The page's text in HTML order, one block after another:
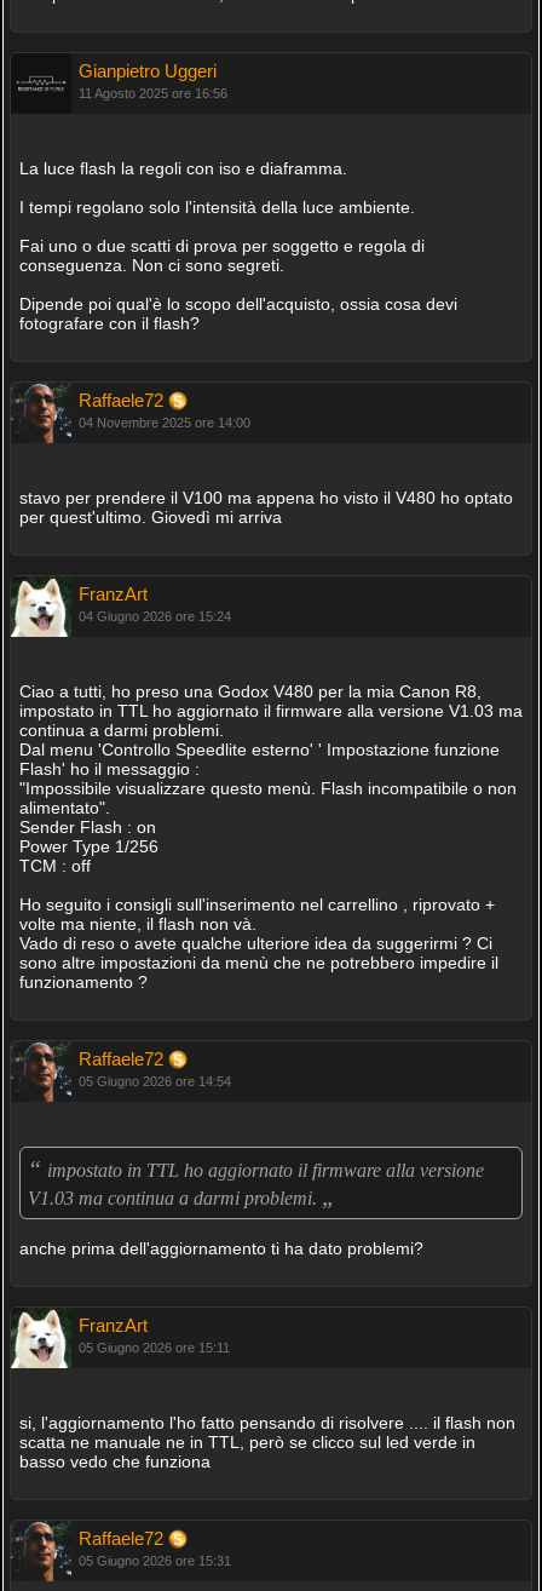
Gianpietro Uggeri
11 Agosto 2025 ore 16:56
La luce flash la regoli con iso e diaframma.
I tempi regolano solo l'intensità della luce ambiente.
Fai uno o due scatti di prova per soggetto e regola di
conseguenza. Non ci sono segreti.
Dipende poi qual'è lo scopo dell'acquisto, ossia cosa devi
fotografare con il flash?
Raffaele72
04 Novembre 2025 ore 14:00
stavo per prendere il V100 ma appena ho visto il V480 ho optato
per quest'ultimo. Giovedì mi arriva
FranzArt
04 Giugno 2026 ore 15:24
Ciao a tutti, ho preso una Godox V480 per la mia Canon R8,
impostato in TTL ho aggiornato il firmware alla versione V1.03 ma
continua a darmi problemi.
Dal menu 'Controllo Speedlite esterno' ' Impostazione funzione
Flash' ho il messaggio :
"Impossibile visualizzare questo menù. Flash incompatibile o non
alimentato".
Sender Flash : on
Power Type 1/256
TCM : off
Ho seguito i consigli sull'inserimento nel carrellino , riprovato +
volte ma niente, il flash non và.
Vado di reso o avete qualche ulteriore idea da suggerirmi ? Ci
sono altre impostazioni da menù che ne potrebbero impedire il
funzionamento ?
Raffaele72
05 Giugno 2026 ore 14:54
“ impostato in TTL ho aggiornato il firmware alla versione
V1.03 ma continua a darmi problemi. „
anche prima dell'aggiornamento ti ha dato problemi?
FranzArt
05 Giugno 2026 ore 15:11
si, l'aggiornamento l'ho fatto pensando di risolvere .... il flash non
scatta ne manuale ne in TTL, però se clicco sul led verde in
basso vedo che funziona
Raffaele72
05 Giugno 2026 ore 15:31